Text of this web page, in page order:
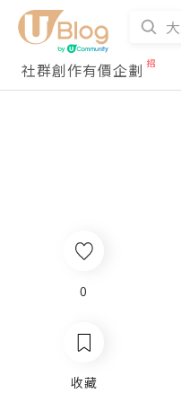
社群創作有價企劃
0
收藏